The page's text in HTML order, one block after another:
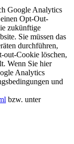
Google Analytics
Opt-Out-
zukünftige
Sie müssen das
durchführen,
out-Cookie löschen,
Wenn Sie hier
Analytics
und
bzw. unter